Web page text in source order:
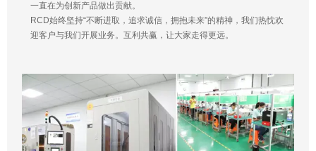
一直在为创新产品做出贡献。
RCD始终坚持“不断进取，追求诚信，拥抱未来”的精神，我们热忱欢
迎客户与我们开展业务。互利共赢，让大家走得更远。